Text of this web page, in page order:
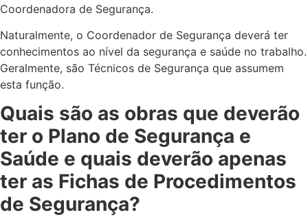
Coordenadora de Segurança.
Naturalmente, o Coordenador de Segurança deverá ter
conhecimentos ao nível da segurança e saúde no trabalho.
Geralmente, são Técnicos de Segurança que assumem
esta função.
Quais são as obras que deverão
ter o Plano de Segurança e
Saúde e quais deverão apenas
ter as Fichas de Procedimentos
de Segurança?